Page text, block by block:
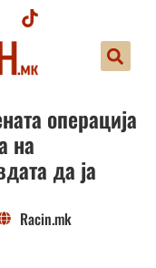
операција
на
да ја
Racin.mk